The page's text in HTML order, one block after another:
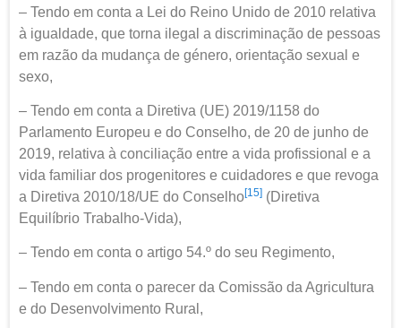
– Tendo em conta a Lei do Reino Unido de 2010 relativa
à igualdade, que torna ilegal a discriminação de pessoas
em razão da mudança de género, orientação sexual e
sexo,
– Tendo em conta a Diretiva (UE) 2019/1158 do
Parlamento Europeu e do Conselho, de 20 de junho de
2019, relativa à conciliação entre a vida profissional e a
vida familiar dos progenitores e cuidadores e que revoga
a Diretiva 2010/18/UE do Conselho[15] (Diretiva
Equilíbrio Trabalho-Vida),
– Tendo em conta o artigo 54.º do seu Regimento,
– Tendo em conta o parecer da Comissão da Agricultura
e do Desenvolvimento Rural,